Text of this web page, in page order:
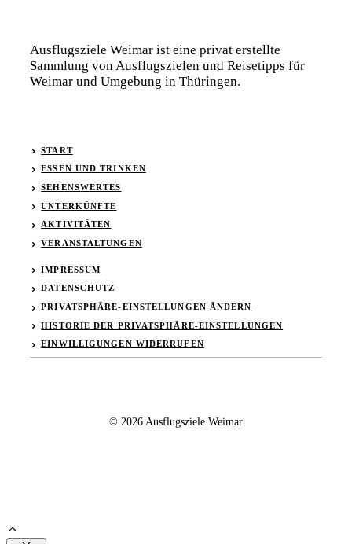
Ausflugsziele Weimar ist eine privat erstellte
Sammlung von Ausflugszielen und Reisetipps für
Weimar und Umgebung in Thüringen.
START
ESSEN UND TRINKEN
SEHENSWERTES
UNTERKÜNFTE
AKTIVITÄTEN
VERANSTALTUNGEN
IMPRESSUM
DATENSCHUTZ
PRIVATSPHÄRE-EINSTELLUNGEN ÄNDERN
HISTORIE DER PRIVATSPHÄRE-EINSTELLUNGEN
EINWILLIGUNGEN WIDERRUFEN
© 2026 Ausflugsziele Weimar